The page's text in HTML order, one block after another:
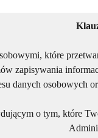
które
zapisywania
danych osobowych
o tym, które